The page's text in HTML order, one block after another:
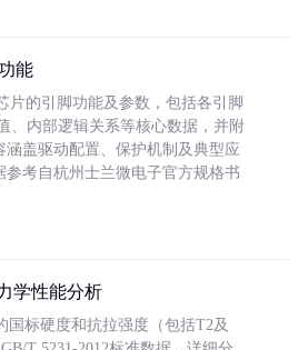
能
片的引脚功能及参数，包括各引脚
、内部逻辑关系等核心数据，并附
涵盖驱动配置、保护机制及典型应
参考自杭州士兰微电子官方规格书
学性能分析
国标硬度和抗拉强度（包括T2及